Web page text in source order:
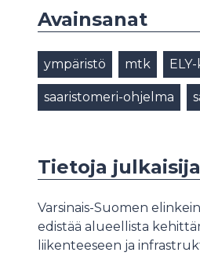
Avainsanat
ympäristö mtk
saaristomeri-ohjelma
Tietoja
Varsinais-Suomen
edistää alueellista
liikenteeseen ja